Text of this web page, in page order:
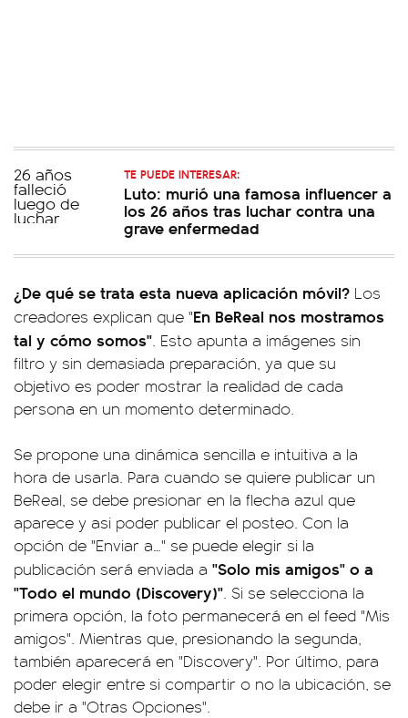
TE PUEDE INTERESAR:
Luto: murió una famosa influencer a
los 26 años tras luchar contra una
grave enfermedad
¿De qué se trata esta nueva aplicación móvil? Los
creadores explican que "En BeReal nos mostramos
tal y cómo somos". Esto apunta a imágenes sin
filtro y sin demasiada preparación, ya que su
objetivo es poder mostrar la realidad de cada
persona en un momento determinado.
Se propone una dinámica sencilla e intuitiva a la
hora de usarla. Para cuando se quiere publicar un
BeReal, se debe presionar en la flecha azul que
aparece y asi poder publicar el posteo. Con la
opción de "Enviar a…" se puede elegir si la
publicación será enviada a "Solo mis amigos" o a
"Todo el mundo (Discovery)". Si se selecciona la
primera opción, la foto permanecerá en el feed "Mis
amigos". Mientras que, presionando la segunda,
también aparecerá en "Discovery". Por último, para
poder elegir entre si compartir o no la ubicación, se
debe ir a "Otras Opciones".